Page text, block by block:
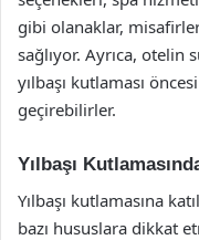
gibi olanaklar,
sağlıyor. Ayrıca,
yılbaşı kutlaması
geçirebilirler.
Yılbaşı
Yılbaşı kutlamasına
bazı hususlara dikkat